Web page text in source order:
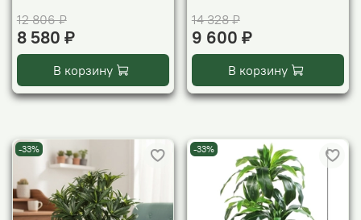
12 806 ₽
8 580 ₽
В корзину
14 328 ₽
9 600 ₽
В корзину
-33% -33%